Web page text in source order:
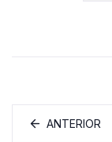
ANTERIOR